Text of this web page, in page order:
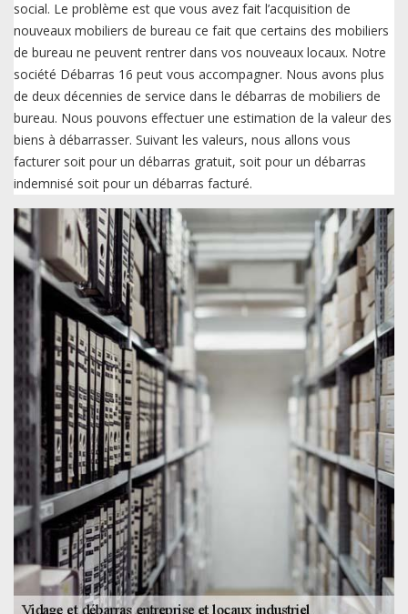
social. Le problème est que vous avez fait l’acquisition de
nouveaux mobiliers de bureau ce fait que certains des mobiliers
de bureau ne peuvent rentrer dans vos nouveaux locaux. Notre
société Débarras 16 peut vous accompagner. Nous avons plus
de deux décennies de service dans le débarras de mobiliers de
bureau. Nous pouvons effectuer une estimation de la valeur des
biens à débarrasser. Suivant les valeurs, nous allons vous
facturer soit pour un débarras gratuit, soit pour un débarras
indemnisé soit pour un débarras facturé.